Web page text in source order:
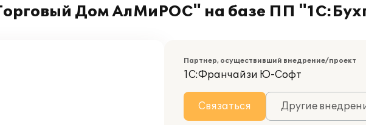
Дом АлМиРОС" на базе ПП
Партнер, осуществивший внедрение/проект
1С:Франчайзи Ю-Софт
Связаться Другие